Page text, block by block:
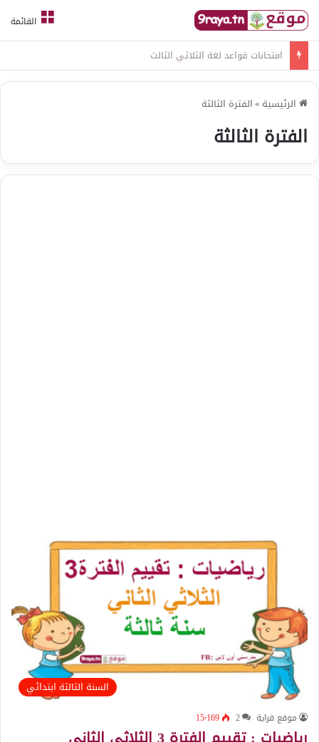
القائمة
امتحانات قواعد لغة الثلاثي الثالث
الرئيسية »الفترة الثالثة
الفترة الثالثة
السنة الثالثة ابتدائي
موقع قراية 2 15٬169